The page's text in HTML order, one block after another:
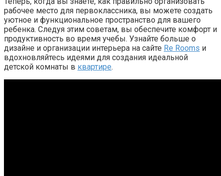
рабочее место для первоклассника, вы можете создать
уютное и функциональное пространство для вашего
ребенка. Следуя этим советам, вы обеспечите комфорт и
продуктивность во время учебы. Узнайте больше о
дизайне и организации интерьера на сайте Re Rooms и
вдохновляйтесь идеями для создания идеальной
детской комнаты в квартире.